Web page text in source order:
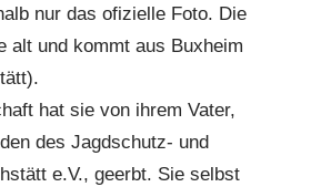
nur das ofizielle Foto. Die
alt und kommt aus Buxheim
hat sie von ihrem Vater,
des Jagdschutz- und
e.V., geerbt. Sie selbst